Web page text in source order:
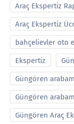
Araç Ekspertiz
Araç Ekspertiz
bahçelievler oto
Ekspertiz
Güngören
Güngören
Güngören Araç